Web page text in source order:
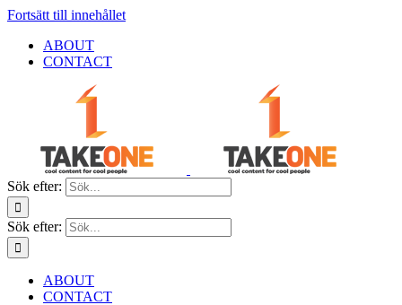
Fortsätt till innehållet
ABOUT
CONTACT
Sök efter:
Sök efter:
ABOUT
CONTACT